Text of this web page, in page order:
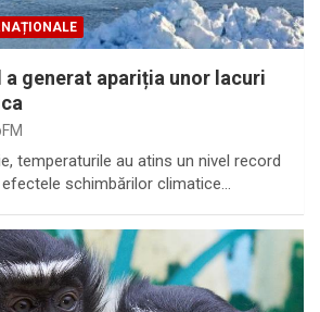
a generat apariția unor lacuri
temperaturile au atins un nivel record
efectele schimbărilor climatice…